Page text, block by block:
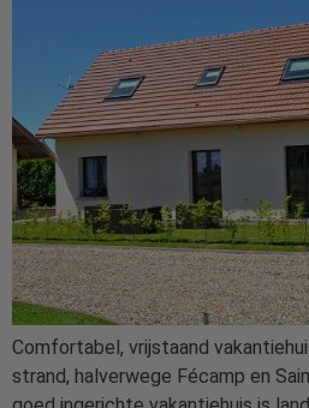
Comfortabel, vrijstaand
strand, halverwege Fécamp en